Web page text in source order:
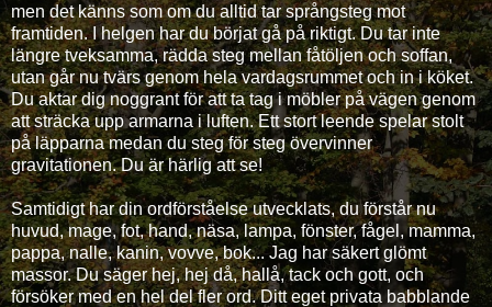
men det känns som om du alltid tar språngsteg mot
framtiden. I helgen har du börjat gå på riktigt. Du tar inte
längre tveksamma, rädda steg mellan fåtöljen och soffan,
utan går nu tvärs genom hela vardagsrummet och in i köket.
Du aktar dig noggrant för att ta tag i möbler på vägen genom
att sträcka upp armarna i luften. Ett stort leende spelar stolt
på läpparna medan du steg för steg övervinner
gravitationen. Du är härlig att se!
Samtidigt har din ordförståelse utvecklats, du förstår nu
huvud, mage, fot, hand, näsa, lampa, fönster, fågel, mamma,
pappa, nalle, kanin, vovve, bok... Jag har säkert glömt
massor. Du säger hej, hej då, hallå, tack och gott, och
försöker med en hel del fler ord. Ditt eget privata babblande